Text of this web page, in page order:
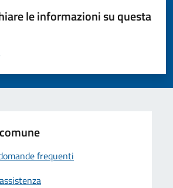
le informazioni su questa
5 stelle su 5
stelle su 5
su 5
5
frequenti